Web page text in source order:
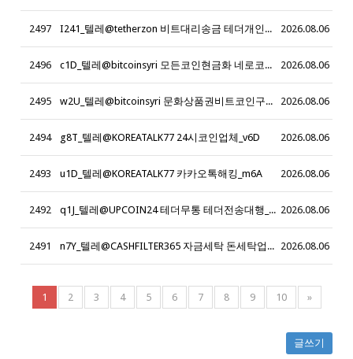
2497 I241_텔레@tetherzon 비트대리송금 테더개인지갑 2026.08.06
2496 c1D_텔레@bitcoinsyri 모든코인현금화 네로코인_t9J 2026.08.06
2495 w2U_텔레@bitcoinsyri 문화상품권비트코인구입 문화상품권비트구입_l1C 2026.08.06
2494 g8T_텔레@KOREATALK77 24시코인업체_v6D 2026.08.06
2493 u1D_텔레@KOREATALK77 카카오톡해킹_m6A 2026.08.06
2492 q1J_텔레@UPCOIN24 테더무통 테더전송대행_w8R 2026.08.06
2491 n7Y_텔레@CASHFILTER365 자금세탁 돈세탁업체 자금세탁업체 검돈세탁 금은돈세탁 핑돈세탁 오다집_a5J 2026.08.06
1 2 3 4 5 6 7 8 9 10 »
글쓰기